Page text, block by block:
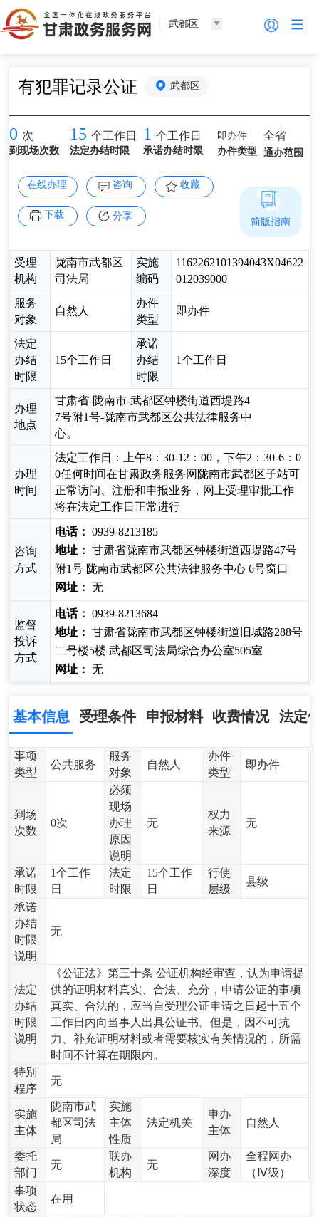
武都区
有犯罪记录公证 武都区
0 次
到现场次数
15 个工作日
法定办结时限
1 个工作日
承诺办结时限
即办件
办件类型
全省
通办范围
在线办理 咨询 收藏
下载 分享
受理
机构
陇南市武都区
司法局
实施
编码
1162262101394043X04622
012039000
服务
对象
自然人
办件
类型
即办件
法定
办结
时限
15个工作日
承诺
办结
时限
1个工作日
办理
地点
甘肃省-陇南市-武都区钟楼街道西堤路4
7号附1号-陇南市武都区公共法律服务中
心。
办理
时间
法定工作日：上午8：30-12：00，下午2：30-6：0
0任何时间在甘肃政务服务网陇南市武都区子站可
正常访问、注册和申报业务，网上受理审批工作
将在法定工作日正常进行
咨询
方式
电话： 0939-8213185
地址： 甘肃省陇南市武都区钟楼街道西堤路47号
附1号 陇南市武都区公共法律服务中心 6号窗口
网址： 无
监督
投诉
方式
电话： 0939-8213684
地址： 甘肃省陇南市武都区钟楼街道旧城路288号
二号楼5楼 武都区司法局综合办公室505室
网址： 无
简版指南
基本信息 受理条件 申报材料 收费情况 法定
事项
类型
公共服务
服务
对象
自然人
办件
类型
即办件
到场
次数
0次
必须
现场
办理
原因
说明
无
权力
来源
无
承诺
时限
1个工作
日
法定
时限
15个工作
日
行使
层级
县级
承诺
办结
时限
说明
无
法定
办结
时限
说明
《公证法》第三十条 公证机构经审查，认为申请提
供的证明材料真实、合法、充分，申请公证的事项
真实、合法的，应当自受理公证申请之日起十五个
工作日内向当事人出具公证书。但是，因不可抗
力、补充证明材料或者需要核实有关情况的，所需
时间不计算在期限内。
特别
程序
无
实施
主体
陇南市武
都区司法
局
实施
主体
性质
法定机关
申办
主体
自然人
委托
部门
无
联办
机构
无
网办
深度
全程网办
（Ⅳ级）
事项
状态
在用